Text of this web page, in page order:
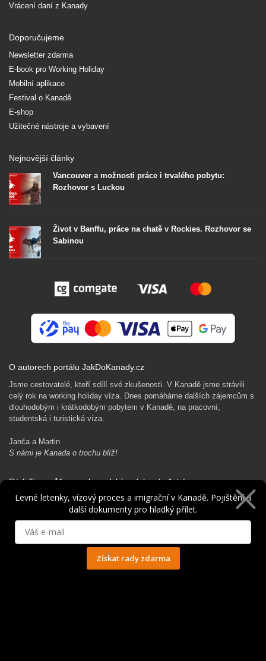
Vrácení daní z Kanady
Doporučujeme
Newsletter zdarma
E-book pro Working Holiday
Mobilní aplikace
Festival o Kanadě
E-shop
Užitečné nástroje a vybavení
Nejnovější články
Vancouver a možnosti práce i trvalého pobytu:
Rozhovor s Luckou
Život v Banffu, práce na chatě v Rockies. Rozhovor se
Sabinou
O autorech portálu JakDoKanady.cz
Jsme cestovatelé, kteří sdílí své zkušenosti. V Kanadě jsme strávili
celý rok na working holiday víza. Dnes pomáháme dalších zájemcům s
dlouhodobým i krátkodobým pobytem v Kanadě, na pracovní,
studentská i turistická víza.
Janča a Martin
S námi je Kanada o trochu blíž!
Rádi Ti pomůžeme s kanadským dobrodružstvím…
Levné letenky, vízový proces a imigrační v Kanadě. Pojištění a
další dokumenty pro hladký přílet.
Získat rady zdarma